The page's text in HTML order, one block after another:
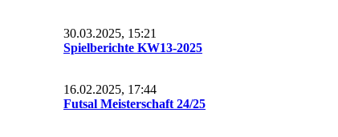
30.03.2025, 15:21
Spielberichte KW13-2025
16.02.2025, 17:44
Futsal Meisterschaft 24/25